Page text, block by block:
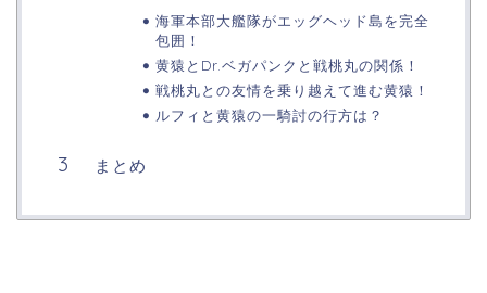
海軍本部大艦隊がエッグヘッド島を完全
包囲！
黄猿とDr.ベガパンクと戦桃丸の関係！
戦桃丸との友情を乗り越えて進む黄猿！
ルフィと黄猿の一騎討の行方は？
まとめ